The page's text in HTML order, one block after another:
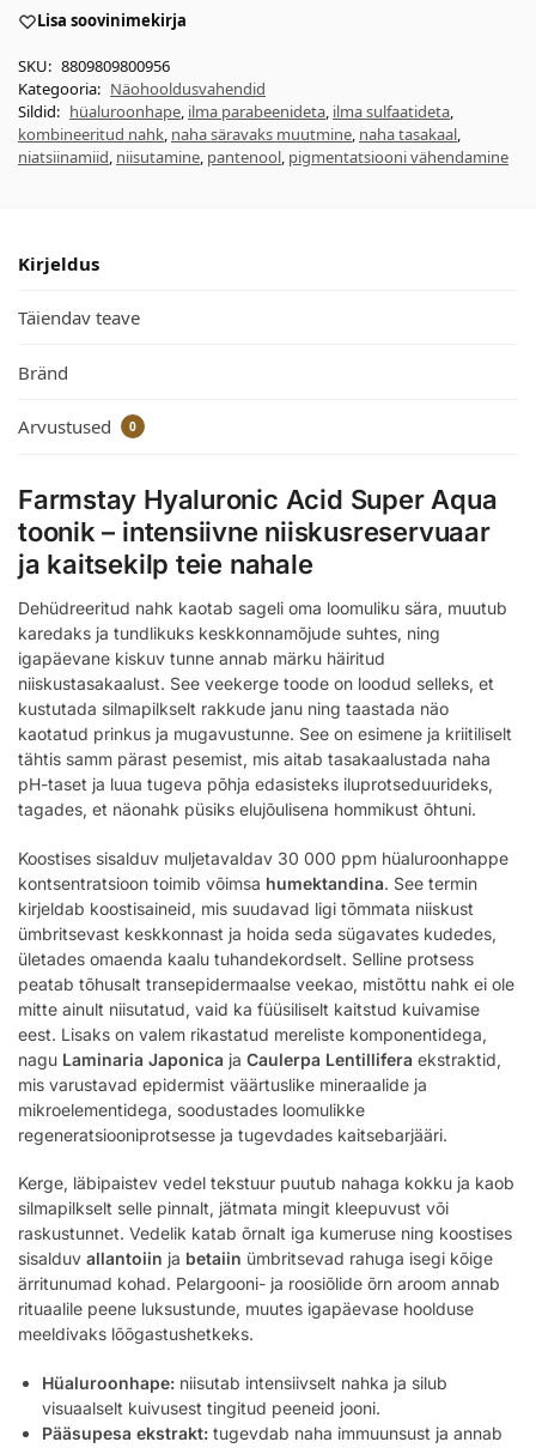
Lisa soovinimekirja
SKU: 8809809800956
Kategooria: Näohooldusvahendid
Sildid: hüaluroonhape, ilma parabeenideta, ilma sulfaatideta,
kombineeritud nahk, naha säravaks muutmine, naha tasakaal,
niatsiinamiid, niisutamine, pantenool, pigmentatsiooni vähendamine
Kirjeldus
Täiendav teave
Bränd
Arvustused 0
Farmstay Hyaluronic Acid Super Aqua
toonik – intensiivne niiskusreservuaar
ja kaitsekilp teie nahale
Dehüdreeritud nahk kaotab sageli oma loomuliku sära, muutub
karedaks ja tundlikuks keskkonnamõjude suhtes, ning
igapäevane kiskuv tunne annab märku häiritud
niiskustasakaalust. See veekerge toode on loodud selleks, et
kustutada silmapilkselt rakkude janu ning taastada näo
kaotatud prinkus ja mugavustunne. See on esimene ja kriitiliselt
tähtis samm pärast pesemist, mis aitab tasakaalustada naha
pH-taset ja luua tugeva põhja edasisteks iluprotseduurideks,
tagades, et näonahk püsiks elujõulisena hommikust õhtuni.
Koostises sisalduv muljetavaldav 30 000 ppm hüaluroonhappe
kontsentratsioon toimib võimsa humektandina. See termin
kirjeldab koostisaineid, mis suudavad ligi tõmmata niiskust
ümbritsevast keskkonnast ja hoida seda sügavates kudedes,
ületades omaenda kaalu tuhandekordselt. Selline protsess
peatab tõhusalt transepidermaalse veekao, mistõttu nahk ei ole
mitte ainult niisutatud, vaid ka füüsiliselt kaitstud kuivamise
eest. Lisaks on valem rikastatud mereliste komponentidega,
nagu Laminaria Japonica ja Caulerpa Lentillifera ekstraktid,
mis varustavad epidermist väärtuslike mineraalide ja
mikroelementidega, soodustades loomulikke
regeneratsiooniprotsesse ja tugevdades kaitsebarjääri.
Kerge, läbipaistev vedel tekstuur puutub nahaga kokku ja kaob
silmapilkselt selle pinnalt, jätmata mingit kleepuvust või
raskustunnet. Vedelik katab õrnalt iga kumeruse ning koostises
sisalduv allantoiin ja betaiin ümbritsevad rahuga isegi kõige
ärritunumad kohad. Pelargooni- ja roosiõlide õrn aroom annab
rituaalile peene luksustunde, muutes igapäevase hoolduse
meeldivaks lõõgastushetkeks.
Hüaluroonhape: niisutab intensiivselt nahka ja silub
visuaalselt kuivusest tingitud peeneid jooni.
Pääsupesa ekstrakt: tugevdab naha immuunsust ja annab